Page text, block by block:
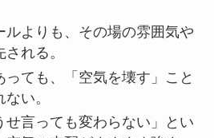
ルよりも、その場の雰囲気や
れる。
っても、「空気を壊す」こと
い。
せ言っても変わらない」とい